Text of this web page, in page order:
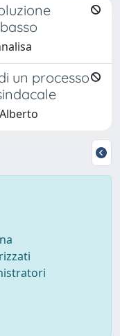
un processo